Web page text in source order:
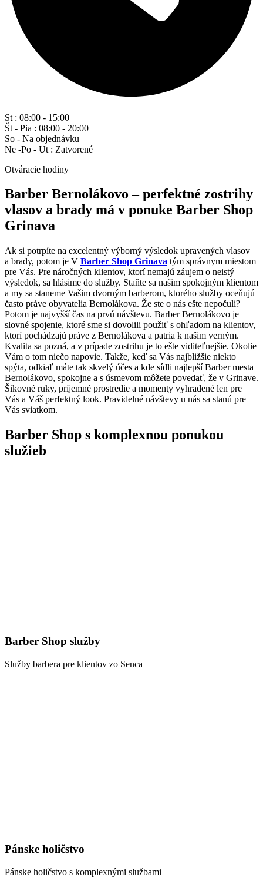
St : 08:00 - 15:00
Št - Pia : 08:00 - 20:00
So - Na objednávku
Ne -Po - Ut : Zatvorené
Otváracie hodiny
Barber Bernolákovo – perfektné zostrihy
vlasov a brady má v ponuke Barber Shop
Grinava
Ak si potrpíte na excelentný výborný výsledok upravených vlasov
a brady, potom je V Barber Shop Grinava tým správnym miestom
pre Vás. Pre náročných klientov, ktorí nemajú záujem o neistý
výsledok, sa hlásime do služby. Staňte sa našim spokojným klientom
a my sa staneme Vašim dvorným barberom, ktorého služby oceňujú
často práve obyvatelia Bernolákova. Že ste o nás ešte nepočuli?
Potom je najvyšší čas na prvú návštevu. Barber Bernolákovo je
slovné spojenie, ktoré sme si dovolili použiť s ohľadom na klientov,
ktorí pochádzajú práve z Bernolákova a patria k našim verným.
Kvalita sa pozná, a v prípade zostrihu je to ešte viditeľnejšie. Okolie
Vám o tom niečo napovie. Takže, keď sa Vás najbližšie niekto
spýta, odkiaľ máte tak skvelý účes a kde sídli najlepší Barber mesta
Bernolákovo, spokojne a s úsmevom môžete povedať, že v Grinave.
Šikovné ruky, príjemné prostredie a momenty vyhradené len pre
Vás a Váš perfektný look. Pravidelné návštevy u nás sa stanú pre
Vás sviatkom.
Barber Shop s komplexnou ponukou
služieb
Barber Shop služby
Služby barbera pre klientov zo Senca
Pánske holičstvo
Pánske holičstvo s komplexnými službami